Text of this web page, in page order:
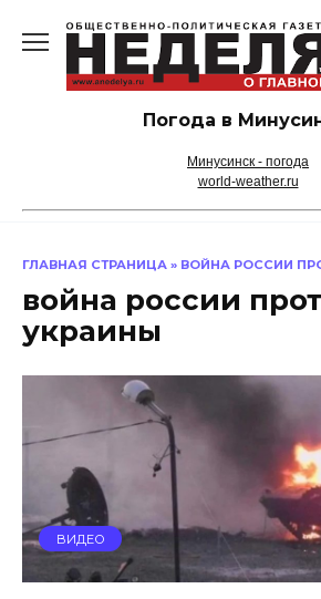
содержанию
Погода в
Минусинск - погода
world-weather.ru
ГЛАВНАЯ СТРАНИЦА » ВОЙНА РОССИИ
война россии
украины
ВИДЕО